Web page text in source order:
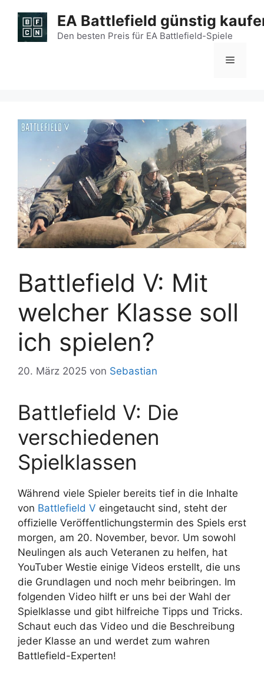
Inhalt
springen
EA Battlefield günstig
Den besten Preis für EA Battlefield-Spiele
Menü
Battlefield V: Mit
welcher Klasse soll
ich spielen?
20. März 2025 von Sebastian
Battlefield V: Die
verschiedenen
Spielklassen
Während viele Spieler bereits tief in die Inhalte
von Battlefield V eingetaucht sind, steht der
offizielle Veröffentlichungstermin des Spiels erst
morgen, am 20. November, bevor. Um sowohl
Neulingen als auch Veteranen zu helfen, hat
YouTuber Westie einige Videos erstellt, die uns
die Grundlagen und noch mehr beibringen. Im
folgenden Video hilft er uns bei der Wahl der
Spielklasse und gibt hilfreiche Tipps und Tricks.
Schaut euch das Video und die Beschreibung
jeder Klasse an und werdet zum wahren
Battlefield-Experten!